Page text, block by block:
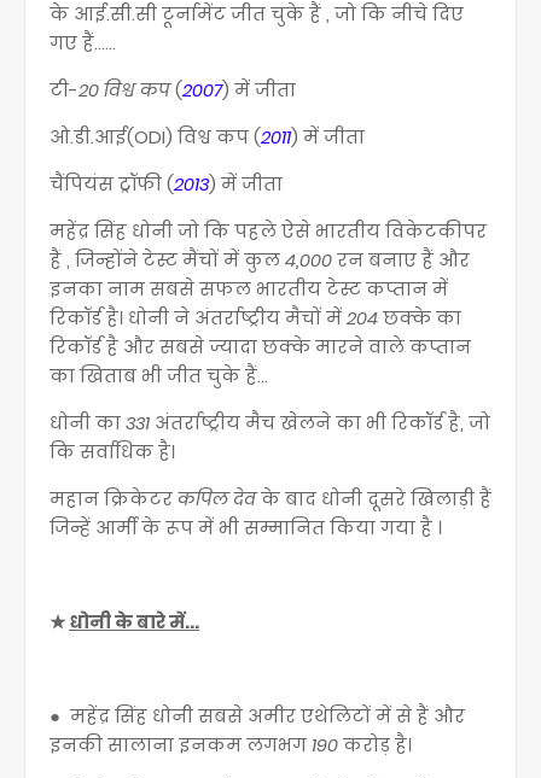
के आई.सी.सी टूर्नामेंट जीत चुके हैं , जो कि नीचे दिए
गए हैं......
टी-20 विश्व कप(2007) में जीता
ओ.डी.आई(ODI) विश्व कप (2011) में जीता
चैंपियंस ट्रॉफी (2013) में जीता
महेंद्र सिंह धोनी जो कि पहले ऐसे भारतीय विकेटकीपर
हैं , जिन्होंने टेस्ट मैंचों में कुल4,000रन बनाए हैं और
इनका नाम सबसे सफल भारतीय टेस्ट कप्तान में
रिकॉर्ड है। धोनी ने अंतर्राष्ट्रीय मैचों में204छक्के का
रिकॉर्ड है और सबसे ज्यादा छक्के मारने वाले कप्तान
का खिताब भी जीत चुके हैं...
धोनी का331 अंतर्राष्ट्रीय मैच खेलने का भी रिकॉर्ड है, जो
कि सर्वाधिक है।
महान क्रिकेटरकपिल देवके बाद धोनी दूसरे खिलाड़ी हैं
जिन्हें आर्मी के रूप में भी सम्मानित किया गया है ।
★धोनी के बारे में...
● महेंद्र सिंह धोनी सबसे अमीर एथेलिटों में से हैं और
इनकी सालाना इनकम लगभग 190करोड़ है।